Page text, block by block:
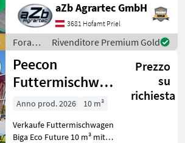
elektrisch 7, 5 m³ - NEU
Hervorragend geeignet für
Trockenfutter (Heu und
Stroh) Kuratli ist ein
Schweizer P
aZb Agrartec GmbH
3681 Hofamt Priel
Foraggiamento
/
Kuratli
Rivenditore Premium Gold
Peecon
Futtermischwagen
Biga Eco Future
10m³
Prezzo
su
richiesta
Anno prod. 2026
10 m³
Verkaufe Futtermischwagen
Biga Eco Future 10 m³ mit